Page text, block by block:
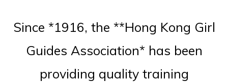
Since *1916, the **Hong Kong Girl
Guides Association* has been
providing quality training